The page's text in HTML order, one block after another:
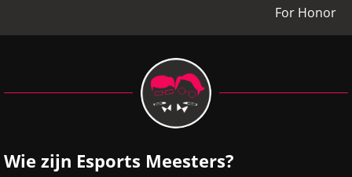
For Honor
Wie zijn Esports Meesters?